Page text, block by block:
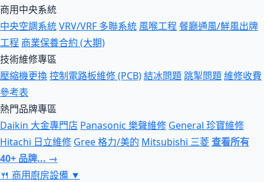
商用中央系統
中央空調系統VRV/VRF 多聯系統 風喉工程 餐廳通風/鮮風出牌
工程 商業保養合約 (大期)
技術維修專區
壓縮機更換控制電路板維修 (PCB)結冰問題跳掣問題維修收費
參考表
熱門品牌專區
Daikin 大金專門店 Panasonic 樂聲維修 General 珍寶維修
Hitachi 日立維修 Gree 格力/美的 Mitsubishi 三菱查看所有
40+ 品牌... →
🍴 商用廚房設備 ▼